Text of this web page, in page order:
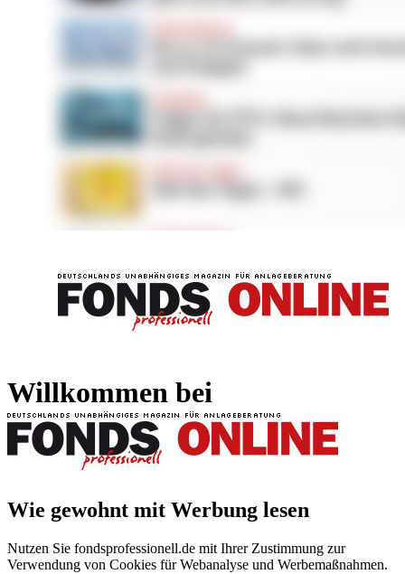
Willkommen bei
Wie gewohnt mit Werbung lesen
Nutzen Sie fondsprofessionell.de mit Ihrer Zustimmung zur
Verwendung von Cookies für Webanalyse und Werbemaßnahmen.